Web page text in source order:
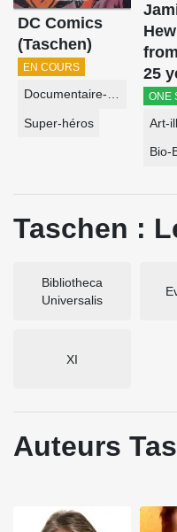
DC Comics
(Taschen)
EN COURS
Documentaire-Encyclopédie
Super-héros
25
ONE
Art-
Taschen :
Bibliotheca
Universalis
XI
Auteurs